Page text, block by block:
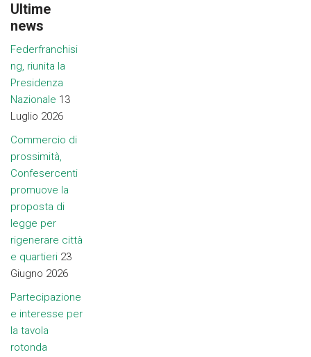
Ultime
news
Federfranchisi
ng, riunita la
Presidenza
Nazionale 13
Luglio 2026
Commercio di
prossimità,
Confesercenti
promuove la
proposta di
legge per
rigenerare città
e quartieri 23
Giugno 2026
Partecipazione
e interesse per
la tavola
rotonda